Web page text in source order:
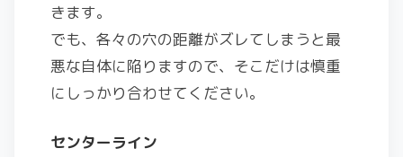
きます。
でも、各々の穴の距離がズレてしまうと最
悪な自体に陥りますので、そこだけは慎重
にしっかり合わせてください。
センターライン